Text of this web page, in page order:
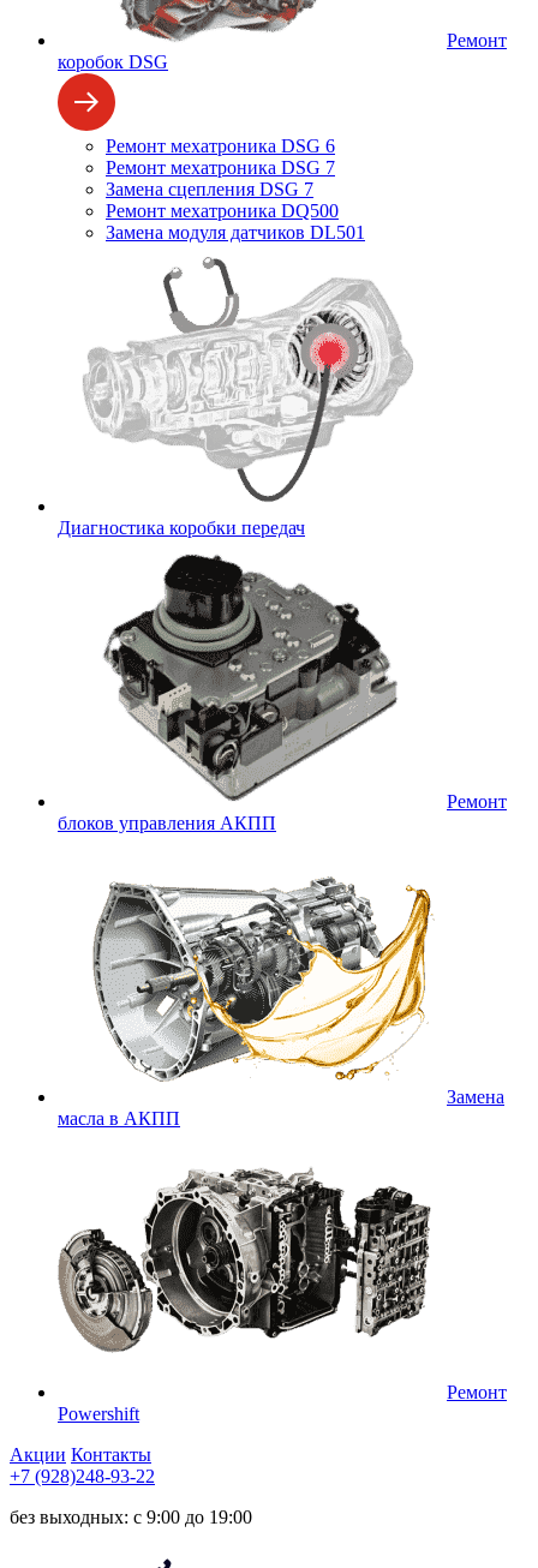
Ремонт
коробок DSG
Ремонт мехатроника DSG 6
Ремонт мехатроника DSG 7
Замена сцепления DSG 7
Ремонт мехатроника DQ500
Замена модуля датчиков DL501
Диагностика коробки передач
Ремонт
блоков управления АКПП
Замена
масла в АКПП
Ремонт
Powershift
Акции Контакты
+7 (928)248-93-22
без выходных: с 9:00 до 19:00